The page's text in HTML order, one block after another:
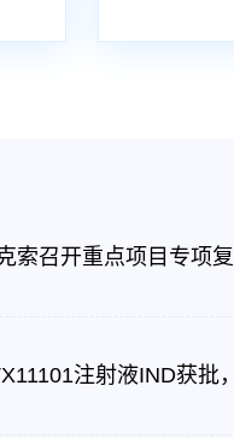
索召开重点项目专项
注射液IND获批